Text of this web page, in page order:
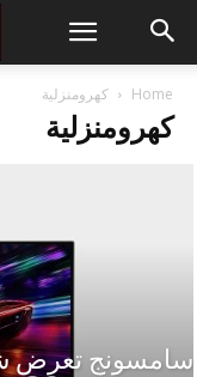
Home كهرومنزلية
كهرومنزلية
سامسونج تعرض